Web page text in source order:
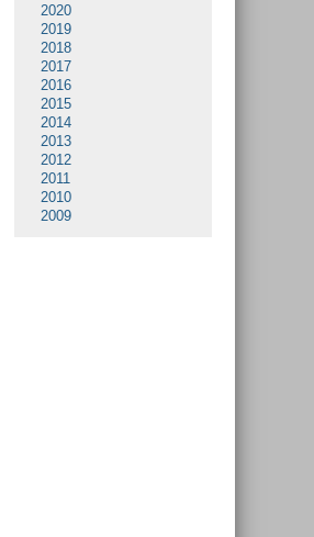
2020
2019
2018
2017
2016
2015
2014
2013
2012
2011
2010
2009